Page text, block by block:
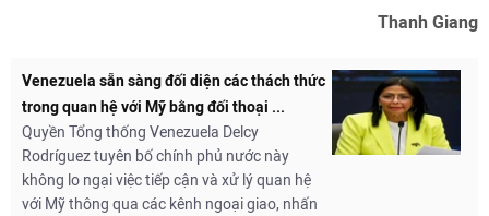
Thanh Giang
Venezuela sẵn sàng đối diện các thách thức
trong quan hệ với Mỹ bằng đối thoại ...
Quyền Tổng thống Venezuela Delcy
Rodríguez tuyên bố chính phủ nước này
không lo ngại việc tiếp cận và xử lý quan hệ
với Mỹ thông qua các kênh ngoại giao, nhấn